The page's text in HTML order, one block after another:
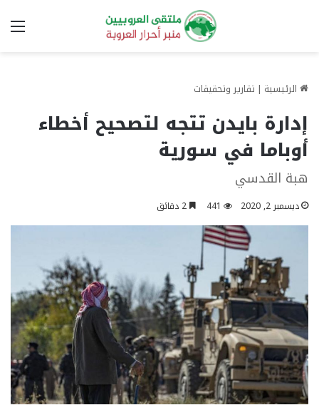
الرئيسية | تقارير وتحقيقات
إدارة بايدن تتجه لتصحيح أخطاء
أوباما في سورية
هبة القدسي
ديسمبر 2, 2020 441